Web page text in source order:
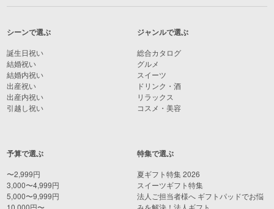
シーンで選ぶ
誕生日祝い
結婚祝い
結婚内祝い
出産祝い
出産内祝い
引越し祝い
予算で選ぶ
〜2,999円
3,000〜4,999円
5,000〜9,999円
10,000円〜
ジャンルで選ぶ
総合カタログ
グルメ
スイーツ
ドリンク・酒
リラックス
コスメ・美容
特集で選ぶ
夏ギフト特集 2026
スイーツギフト特集
法人ご担当者様へ ギフトパッドでお悩
みを解決！法人ギフト